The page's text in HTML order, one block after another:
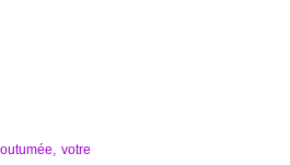
votre